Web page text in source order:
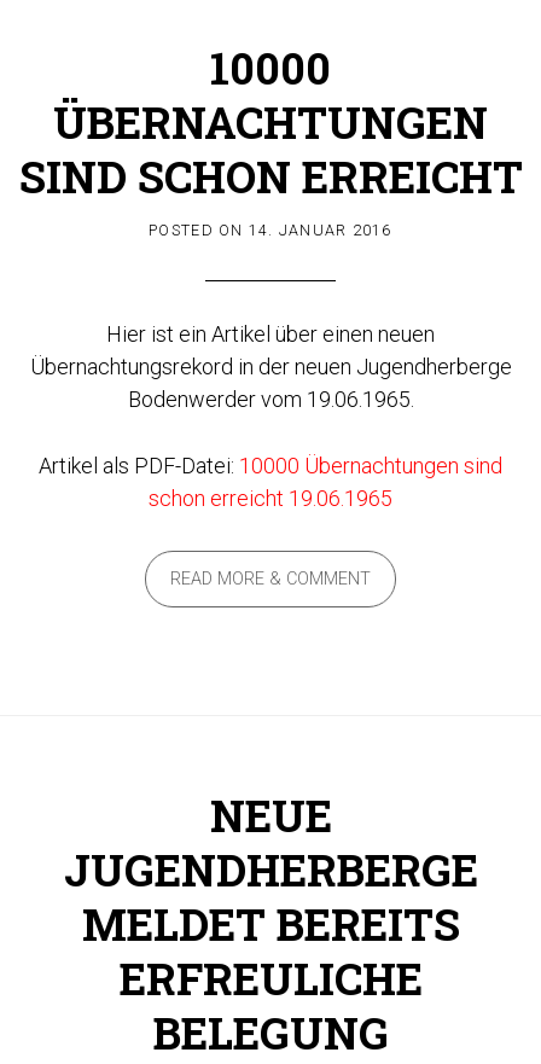
10000
ÜBERNACHTUNGEN
SIND SCHON ERREICHT
POSTED ON 14. JANUAR 2016
Hier ist ein Artikel über einen neuen
Übernachtungsrekord in der neuen Jugendherberge
Bodenwerder vom 19.06.1965.
Artikel als PDF-Datei: 10000 Übernachtungen sind
schon erreicht 19.06.1965
READ MORE & COMMENT
NEUE
JUGENDHERBERGE
MELDET BEREITS
ERFREULICHE
BELEGUNG